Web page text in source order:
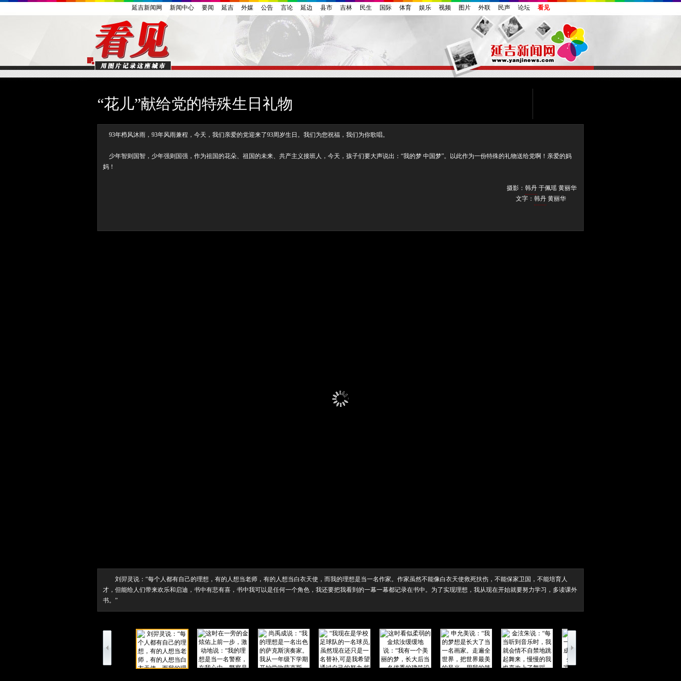
延吉新闻网 新闻中心 要闻 延吉 外媒 公告 言论 延边 县市 吉林 民生 国际 体育 娱乐 视频 图片 外联 民声 论坛 看见
“花儿”献给党的特殊生日礼物
93年栉风沐雨，93年风雨兼程，今天，我们亲爱的党迎来了93周岁生日。我们为您祝福，我们为你歌唱。
少年智则国智，少年强则国强，作为祖国的花朵、祖国的未来、共产主义接班人，今天，孩子们要大声说出：“我的梦 中国梦”。以此作为一份特殊的礼物送给党啊！亲爱的妈
妈！
摄影： 韩丹 于佩瑶 黄丽华
文字： 韩丹 黄丽华
刘羿灵说：“每个人都有自己的理想，有的人想当老师，有的人想当白衣天使，而我的理想是当一名作家。作家虽然不能像白衣天使救死扶伤，不能保家卫国，不能培育人
才，但能给人们带来欢乐和启迪，书中有悲有喜，书中我可以是任何一个角色，我还要把我看到的一幕一幕都记录在书中。为了实现理想，我从现在开始就要努力学习，多读课外
书。”